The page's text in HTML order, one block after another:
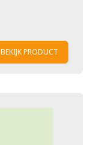
BEKIJK PRODUCT